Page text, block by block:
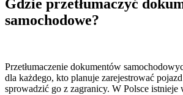
Gdzie przetłumaczyć
samochodowe?
Przetłumaczenie dokumentów
dla każdego, kto planuje zarejestrować
sprowadzić go z zagranicy. W Polsce istnieje